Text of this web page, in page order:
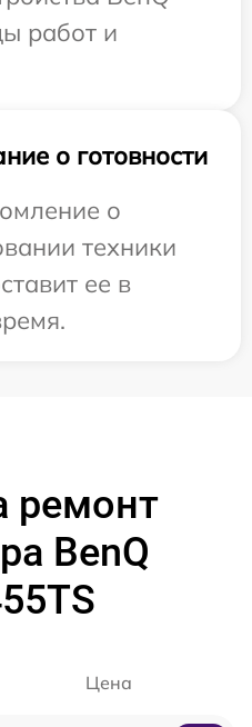
работ и
о готовности
о
техники
ее в
ремонт
BenQ
Цена